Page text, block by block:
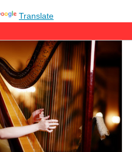
Translate